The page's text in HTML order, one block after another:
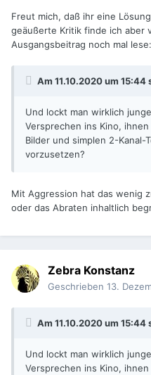
Freut mich, daß ihr eine
geäußerte Kritik finde ich aber
Ausgangsbeitrag noch mal lese:
Am 11.10.2020 um 15:44
Und lockt man wirklich
Versprechen ins Kino,
Bilder und simplen 2-Kanal-
vorzusetzen?
Mit Aggression hat das wenig
oder das Abraten inhaltlich
Zebra Konstanz
Geschrieben 13.
Am 11.10.2020 um 15:44
Und lockt man wirklich
Versprechen ins Kino,